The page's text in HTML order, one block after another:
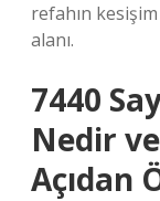
refahın
alanı.
7440
Nedir
Açıdan